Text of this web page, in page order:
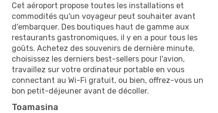
Cet aéroport propose toutes les installations et
commodités qu'un voyageur peut souhaiter avant
d'embarquer. Des boutiques haut de gamme aux
restaurants gastronomiques, il y en a pour tous les
goûts. Achetez des souvenirs de dernière minute,
choisissez les derniers best-sellers pour l'avion,
travaillez sur votre ordinateur portable en vous
connectant au Wi-Fi gratuit, ou bien, offrez-vous un
bon petit-déjeuner avant de décoller.
Toamasina